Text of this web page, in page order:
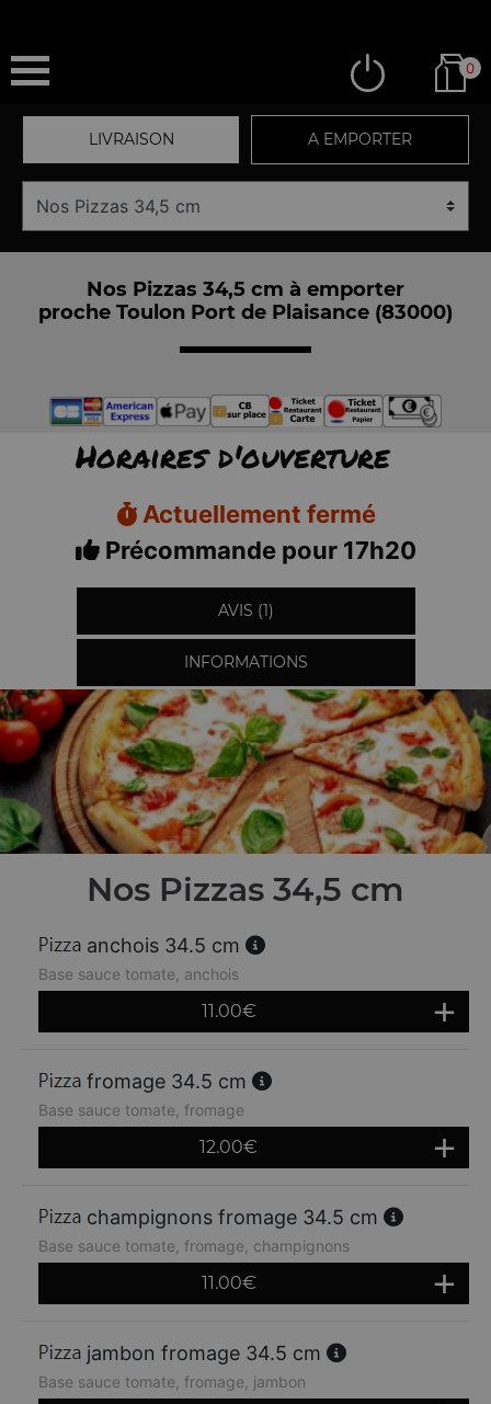
0
LIVRAISON A EMPORTER
Nos Pizzas 34,5 cm à emporter
proche Toulon Port de Plaisance (83000)
Horaires d'ouverture
Actuellement fermé
Précommande pour 17h20
AVIS (1)
INFORMATIONS
Nos Pizzas 34,5 cm
anchois 34.5 cm
Base sauce tomate, anchois
11.00€
fromage 34.5 cm
Base sauce tomate, fromage
12.00€
champignons fromage 34.5 cm
Base sauce tomate, fromage, champignons
11.00€
jambon fromage 34.5 cm
Base sauce tomate, fromage, jambon